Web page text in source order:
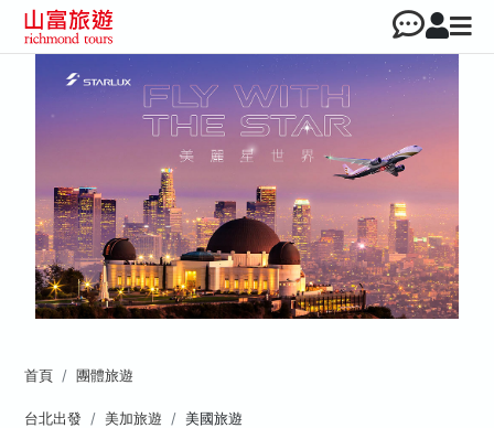
首頁 團體旅遊
台北出發 美加旅遊
美國旅遊